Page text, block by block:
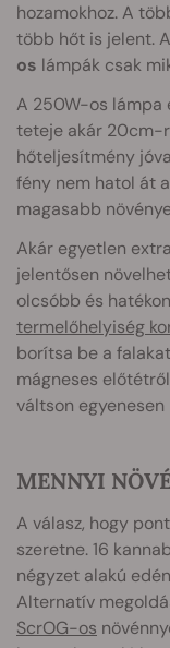
hozamokhoz. A
több hőt is jelent.
os lámpák csak
A 250W-os lámpa
teteje akár 20cm-
hőteljesítmény
fény nem hatol át
magasabb
Akár egyetlen extra
jelentősen
olcsóbb és
termelőhelyiség
borítsa be a
mágneses
váltson egyenesen
MENNYI
A válasz, hogy
szeretne. 16
négyzet alakú
Alternatív
ScrOG-os